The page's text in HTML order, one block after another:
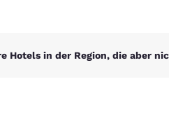
Hotels in der Region, die aber